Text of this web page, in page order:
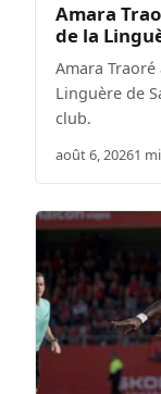
Amara
de la
Amara
Linguère de
club.
août 6, 20261